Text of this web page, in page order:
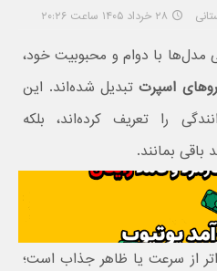
۲۸ خرداد ۱۴۰۵ ساعت ۲۰:۲۶
مدل‌ها با دوام و محبوبیت خود،
اسپرتتبدیل شده‌اند. این
را تعریف کرده‌اند، بلکه
باقی بمانند.
از سرعت یا ظاهر جذاب است؛